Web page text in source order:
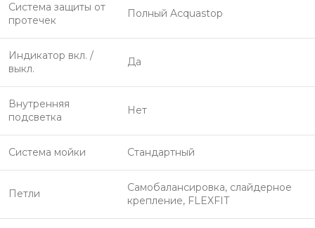
Система защиты от
протечек
Полный Acquastop
Индикатор вкл. /
выкл.
Да
Внутренняя
подсветка
Нет
Система мойки Стандартный
Петли
Самобалансировка, слайдерное
крепление, FLEXFIT